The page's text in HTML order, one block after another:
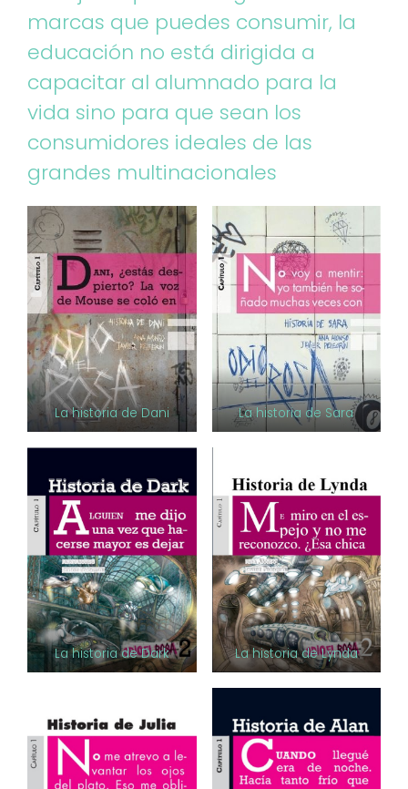
marcas que puedes consumir, la
educación no está dirigida a
capacitar al alumnado para la
vida sino para que sean los
consumidores ideales de las
grandes multinacionales
La historia de Dani La historia de Sara
La historia de Dark La historia de Lynda